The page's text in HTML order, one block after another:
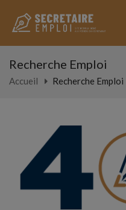
Recherche Emploi
Accueil Recherche Emploi